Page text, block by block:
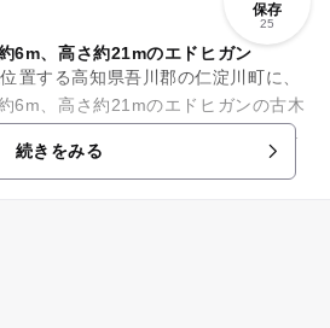
保存
25
6m、高さ約21mのエドヒガン
置する高知県吾川郡の仁淀川町に、
6m、高さ約21mのエドヒガンの古木
形がひょうたんに似ているために、
続きをみる